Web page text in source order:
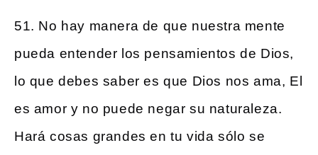
51. No hay manera de que nuestra mente
pueda entender los pensamientos de Dios,
lo que debes saber es que Dios nos ama, El
es amor y no puede negar su naturaleza.
Hará cosas grandes en tu vida sólo se